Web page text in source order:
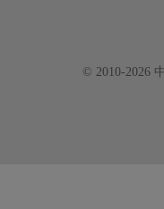
© 2010-2026